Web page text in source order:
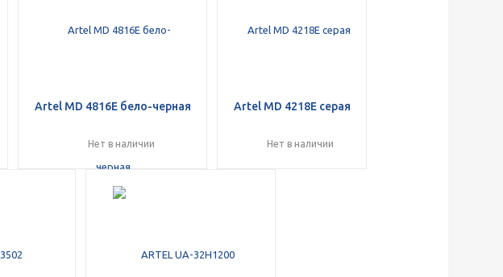
Artel MD 4816E бело-черная
Нет в наличии
Artel MD 4218E серая
Нет в наличии